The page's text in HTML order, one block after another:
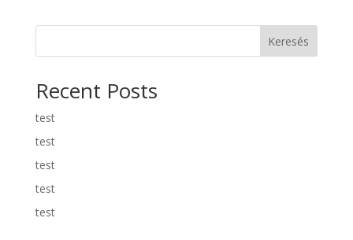
Keresés
Recent Posts
test
test
test
test
test